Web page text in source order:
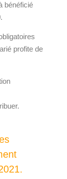
bénéficié
profite de